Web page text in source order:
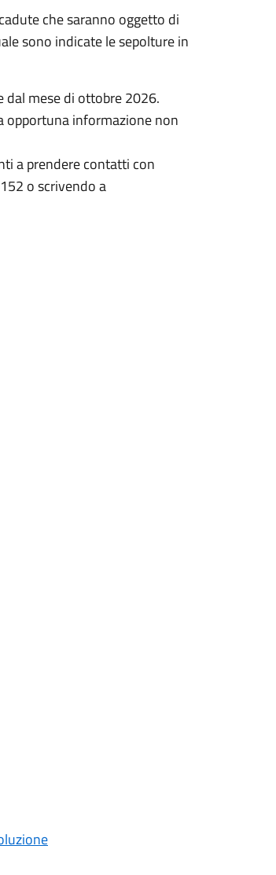
che saranno oggetto di
sono indicate le sepolture in
dal mese di ottobre 2026.
opportuna informazione non
a prendere contatti con
o scrivendo a